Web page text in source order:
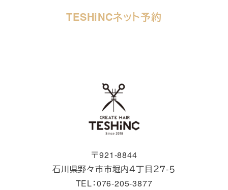
TESHiNCネット予約
〒921-8844
石川県野々市市堀内４丁目２７-５
TEL：076-205-3877